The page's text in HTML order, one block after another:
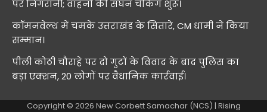
पर निगरानी; वाहनों की सघन चेकिंग शुरू।
कॉमनवेल्थ में चमके उत्तराखंड के सितारे, CM धामी ने किया
सम्मान।
पीली कोठी चौराहे पर दो गुटों के विवाद के बाद पुलिस का
बड़ा एक्शन, 20 लोगों पर वैधानिक कार्रवाई।
Copyright © 2026 New Corbett Samachar (NCS) | Rising